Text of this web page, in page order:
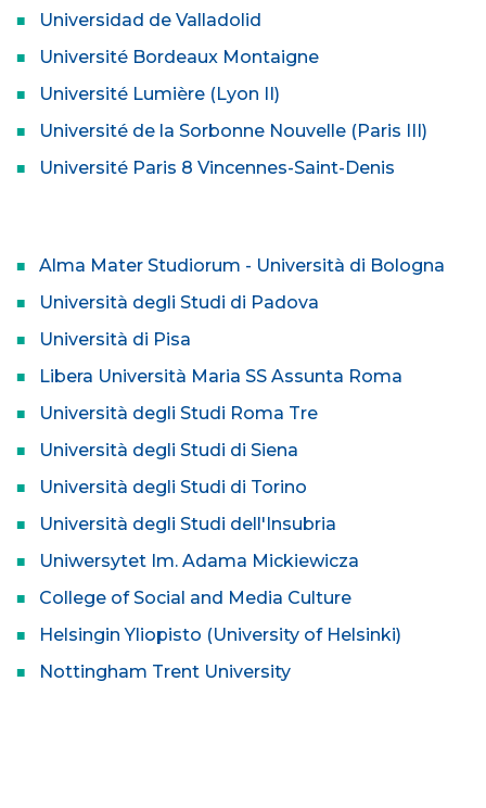
Universidad de Valladolid
Université Bordeaux Montaigne
Université Lumière (Lyon II)
Université de la Sorbonne Nouvelle (Paris III)
Université Paris 8 Vincennes-Saint-Denis
Alma Mater Studiorum - Università di Bologna
Università degli Studi di Padova
Università di Pisa
Libera Università Maria SS Assunta Roma
Università degli Studi Roma Tre
Università degli Studi di Siena
Università degli Studi di Torino
Università degli Studi dell'Insubria
Uniwersytet Im. Adama Mickiewicza
College of Social and Media Culture
Helsingin Yliopisto (University of Helsinki)
Nottingham Trent University